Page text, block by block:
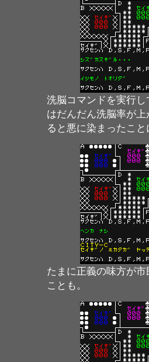
洗脳コマンドを実行
はだんだん洗脳率が
ると悪に染まったこ
たまに正義の味方が
ことも。